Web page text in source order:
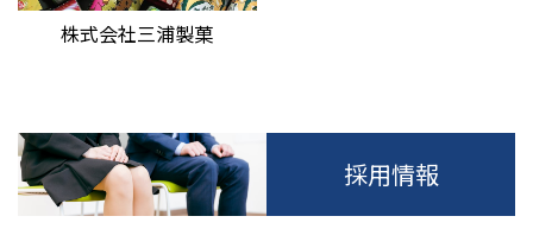
株式会社三浦製菓
採用情報